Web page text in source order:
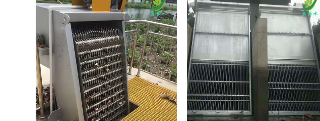
产养殖,化工,纺织,给排水工程
工程